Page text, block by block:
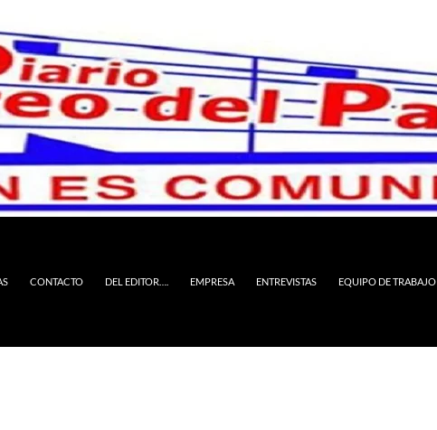
CONTACTO DEL EDITOR…. EMPRESA ENTREVISTAS EQUIPO DE TRABAJO